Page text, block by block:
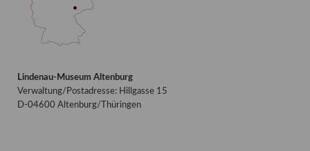
Lindenau-Museum Altenburg
Verwaltung/Postadresse: Hillgasse 15
D-04600 Altenburg/Thüringen